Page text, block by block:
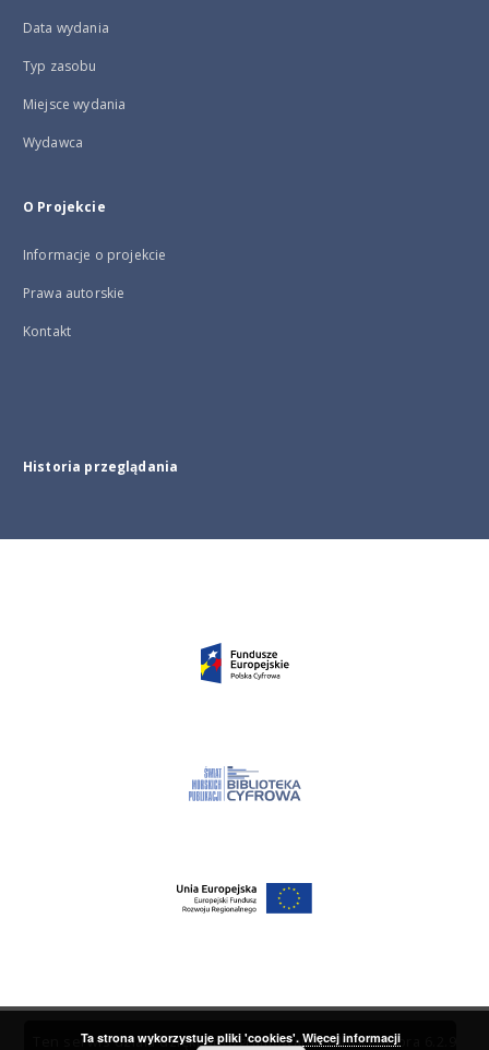
Data wydania
Typ zasobu
Miejsce wydania
Wydawca
O Projekcie
Informacje o projekcie
Prawa autorskie
Kontakt
Historia przeglądania
Ten serwis działa dzięki oprogramowaniuDInGO dLibra 6.2.9
Ta strona wykorzystuje pliki 'cookies'. Więcej informacji